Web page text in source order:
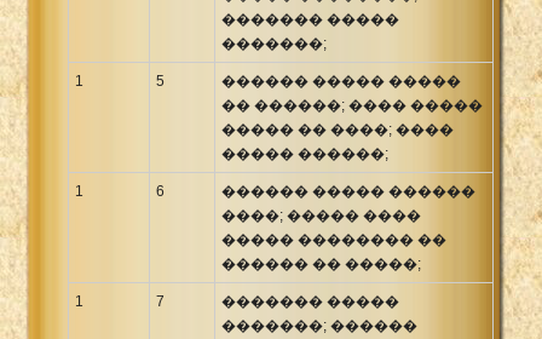
������� �����
�������;
1 5
������ ����� �����
�� ������; ���� �����
����� �� ����; ����
����� ������;
1 6
������ ����� ������
����; ����� ����
����� �������� ��
������ �� �����;
1 7
������� �����
�������; ������